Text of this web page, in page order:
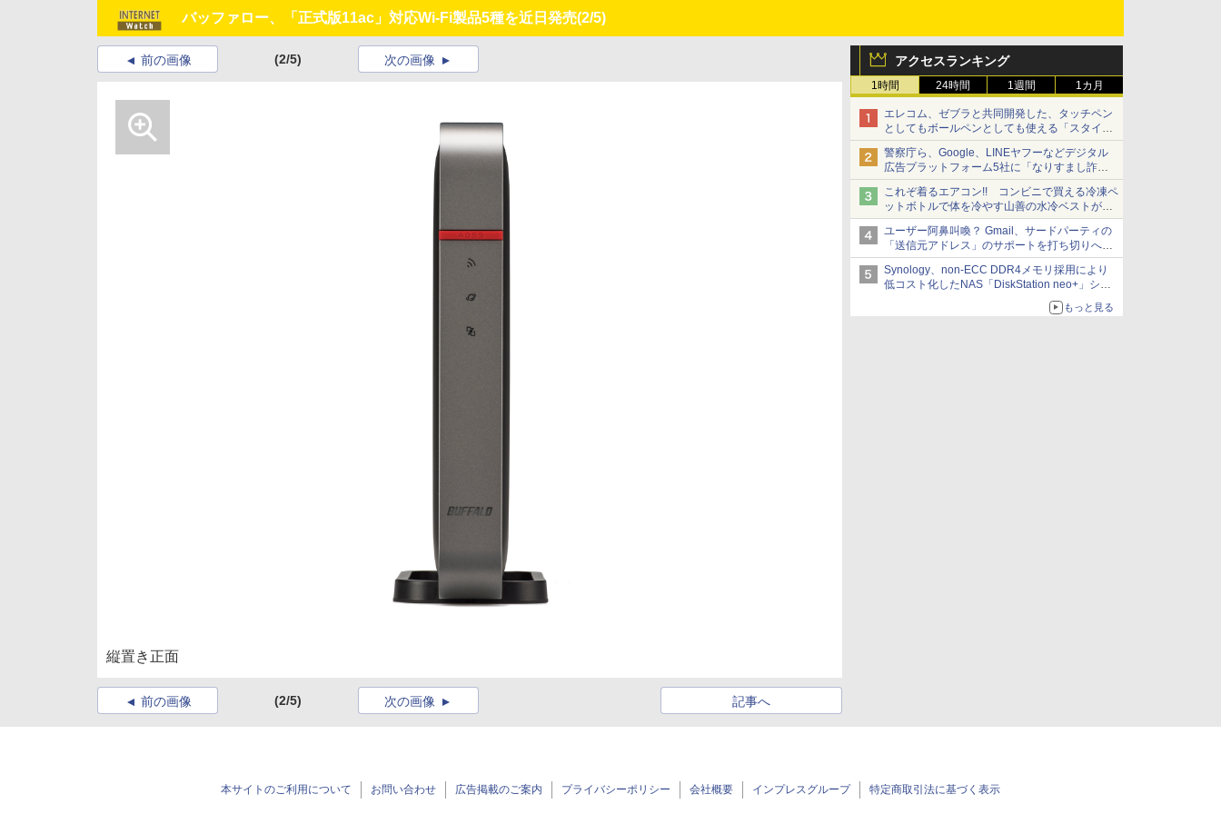
バッファロー、「正式版11ac」対応Wi-Fi製品5種を近日発売(2/5)
アクセスランキング
1時間 24時間 1週間 1カ月
エレコム、ゼブラと共同開発した、タッチペン
としてもボールペンとしても使える「スタイラ
スツーウェイ」発売 iPadにも紙にも、持ち替
えずに書き込める
警察庁ら、Google、LINEヤフーなどデジタル
広告プラットフォーム5社に「なりすまし詐欺
広告」対策強化を要請 著名人の写真や映像を
使った投資詐欺などへの対策として
これぞ着るエアコン!! コンビニで買える冷凍ペ
ットボトルで体を冷やす山善の水冷ベストがロ
ードバイクにちょうどいい【ぼっち・ざ・ろー
ど！その14】【空いた時間でなにしてる？】
ユーザー阿鼻叫喚？ Gmail、サードパーティの
「送信元アドレス」のサポートを打ち切りへ
【やじうまWatch】
Synology、non-ECC DDR4メモリ採用により
低コスト化したNAS「DiskStation neo+」シリ
ーズ 予算を抑えて導入でき、ECCメモリへの
もっと見る
前の画像 (2/5) 次の画像
縦置き正面
前の画像 (2/5) 記事へ
次の画像
本サイトのご利用について お問い合わせ 広告掲載のご案内 プライバシーポリシー 会社概要 インプレスグループ 特定商取引法に基づく表示